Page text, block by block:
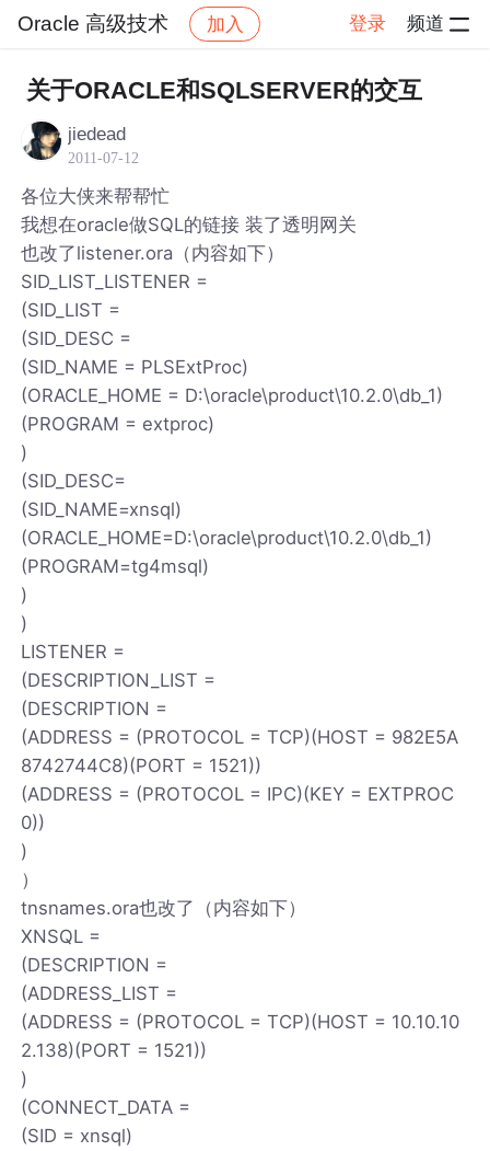
Oracle 高级技术 加入 登录 频道
社区 Oracle 高级技术
关于ORACLE和SQLSERVER的交互
jiedead
2011-07-12
各位大侠来帮帮忙
我想在oracle做SQL的链接 装了透明网关
也改了listener.ora（内容如下）
SID_LIST_LISTENER =
(SID_LIST =
(SID_DESC =
(SID_NAME = PLSExtProc)
(ORACLE_HOME = D:\oracle\product\10.2.0\db_1)
(PROGRAM = extproc)
)
(SID_DESC=
(SID_NAME=xnsql)
(ORACLE_HOME=D:\oracle\product\10.2.0\db_1)
(PROGRAM=tg4msql)
)
)
LISTENER =
(DESCRIPTION_LIST =
(DESCRIPTION =
(ADDRESS = (PROTOCOL = TCP)(HOST = 982E5A
8742744C8)(PORT = 1521))
(ADDRESS = (PROTOCOL = IPC)(KEY = EXTPROC
0))
)
）
tnsnames.ora也改了（内容如下）
XNSQL =
(DESCRIPTION =
(ADDRESS_LIST =
(ADDRESS = (PROTOCOL = TCP)(HOST = 10.10.10
2.138)(PORT = 1521))
)
(CONNECT_DATA =
(SID = xnsql)